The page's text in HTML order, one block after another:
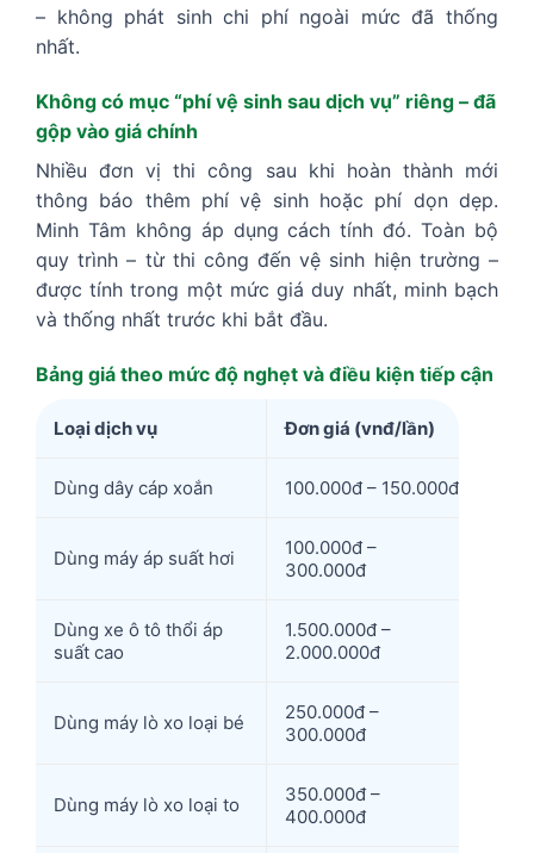
– không phát sinh chi phí ngoài mức đã thống
nhất.
Không có mục “phí vệ sinh sau dịch vụ” riêng – đã
gộp vào giá chính
Nhiều đơn vị thi công sau khi hoàn thành mới
thông báo thêm phí vệ sinh hoặc phí dọn dẹp.
Minh Tâm không áp dụng cách tính đó. Toàn bộ
quy trình – từ thi công đến vệ sinh hiện trường –
được tính trong một mức giá duy nhất, minh bạch
và thống nhất trước khi bắt đầu.
Bảng giá theo mức độ nghẹt và điều kiện tiếp cận
Loại dịch vụ Đơn giá (vnđ/lần)
Dùng dây cáp xoắn 100.000đ – 150.000đ
Dùng máy áp suất hơi
100.000đ –
300.000đ
Dùng xe ô tô thổi áp
suất cao
1.500.000đ –
2.000.000đ
Dùng máy lò xo loại bé
250.000đ –
300.000đ
Dùng máy lò xo loại to
350.000đ –
400.000đ